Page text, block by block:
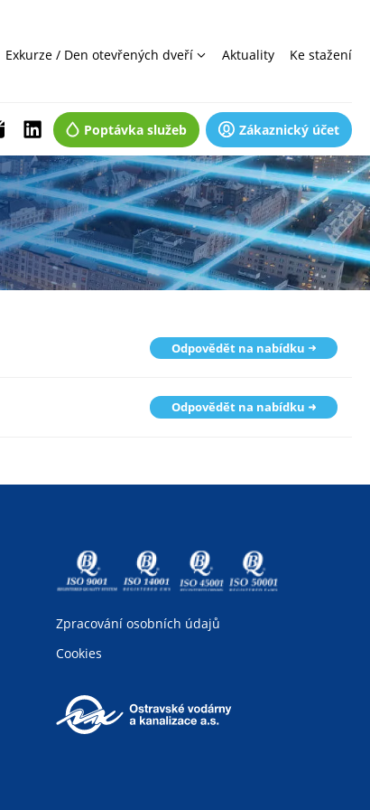
Exkurze / Den otevřených dveří Aktuality Ke stažení
Poptávka služeb Zákaznický účet
Odpovědět na nabídku
Odpovědět na nabídku
Zpracování osobních údajů
Cookies